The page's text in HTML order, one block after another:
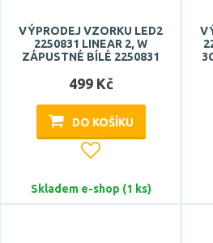
VÝPRODEJ VZORKU LED2
2250831 LINEAR 2, W
ZÁPUSTNÉ BÍLÉ 2250831
499 Kč
DO KOŠÍKU
Skladem e-shop (1 ks)